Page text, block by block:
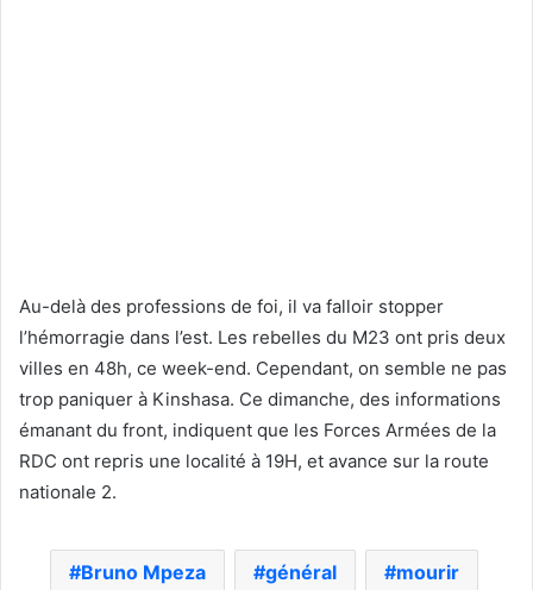
Au-delà des professions de foi, il va falloir stopper
l’hémorragie dans l’est. Les rebelles du M23 ont pris deux
villes en 48h, ce week-end. Cependant, on semble ne pas
trop paniquer à Kinshasa. Ce dimanche, des informations
émanant du front, indiquent que les Forces Armées de la
RDC ont repris une localité à 19H, et avance sur la route
nationale 2.
Bruno Mpeza général mourir